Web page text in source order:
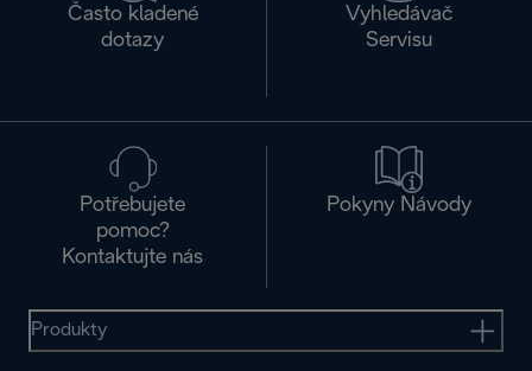
Často kladené
dotazy
Vyhledávač
Servisu
Potřebujete
pomoc?
Kontaktujte nás
Pokyny Návody
Produkty